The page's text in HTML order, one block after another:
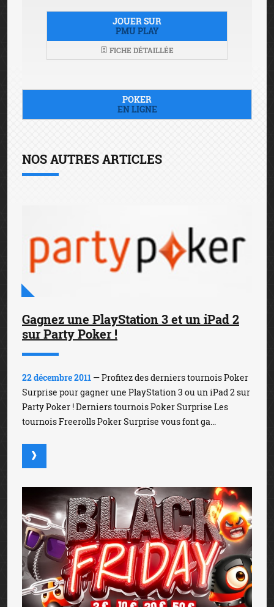
JOUER SUR
PMU PLAY
FICHE DÉTAILLÉE
POKER
EN LIGNE
NOS AUTRES ARTICLES
Gagnez une PlayStation 3 et un iPad 2
sur Party Poker !
22 décembre 2011 — Profitez des derniers tournois Poker
Surprise pour gagner une PlayStation 3 ou un iPad 2 sur
Party Poker ! Derniers tournois Poker Surprise Les
tournois Freerolls Poker Surprise vous font ga...